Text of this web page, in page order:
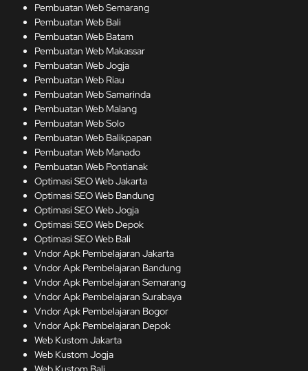
Pembuatan Web Semarang
Pembuatan Web Bali
Pembuatan Web Batam
Pembuatan Web Makassar
Pembuatan Web Jogja
Pembuatan Web Riau
Pembuatan Web Samarinda
Pembuatan Web Malang
Pembuatan Web Solo
Pembuatan Web Balikpapan
Pembuatan Web Manado
Pembuatan Web Pontianak
Optimasi SEO Web Jakarta
Optimasi SEO Web Bandung
Optimasi SEO Web Jogja
Optimasi SEO Web Depok
Optimasi SEO Web Bali
Vndor Apk Pembelajaran Jakarta
Vndor Apk Pembelajaran Bandung
Vndor Apk Pembelajaran Semarang
Vndor Apk Pembelajaran Surabaya
Vndor Apk Pembelajaran Bogor
Vndor Apk Pembelajaran Depok
Web Kustom Jakarta
Web Kustom Jogja